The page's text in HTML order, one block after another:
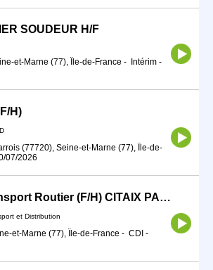
SOUDEUR H/F
et-Marne (77), Île-de-France - Intérim -
H)
(77720), Seine-et-Marne (77), Île-de-
07/2026
Exploitant Transport Routier (F/H) CITAIX PARIS
et Distribution
et-Marne (77), Île-de-France - CDI -